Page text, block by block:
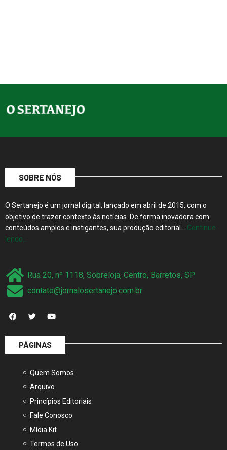
SOBRE NÓS
O Sertanejo é um jornal digital, lançado em abril de 2015, com o
objetivo de trazer contexto às notícias. De forma inovadora com
conteúdos amplos e instigantes, sua produção editorial… Continue
lendo…
Rua 20, nº 1118, Sobreloja, Centro, Barretos, SP
contato@jornalosertanejo.com.br
PÁGINAS
Quem Somos
Arquivo
Princípios Editoriais
Fale Conosco
Mídia Kit
Termos de Uso